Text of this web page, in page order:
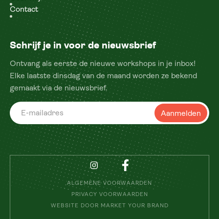
Contact
Schrijf je in voor de nieuwsbrief
Ontvang als eerste de nieuwe workshops in je inbox!
Elke laatste dinsdag van de maand worden ze bekend
gemaakt via de nieuwsbrief.
ALGEMENE VOORWAARDEN
PRIVACY VOORWAARDEN
WEBSITE DOOR MARKET YOUR BRAND